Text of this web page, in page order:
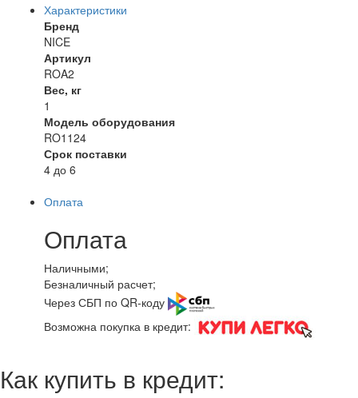
Характеристики
Бренд
NICE
Артикул
ROA2
Вес, кг
1
Модель оборудования
RO1124
Срок поставки
4 до 6
Оплата
Оплата
Наличными;
Безналичный расчет;
Через СБП по QR-коду
Возможна покупка в кредит:
Как купить в кредит: